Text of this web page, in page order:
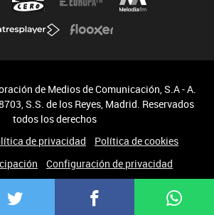
de Medios de Comunicación, S.A - A.
S.S. de los Reyes, Madrid. Reservados
todos los derechos
de privacidad
Política de cookies
Configuración de privacidad